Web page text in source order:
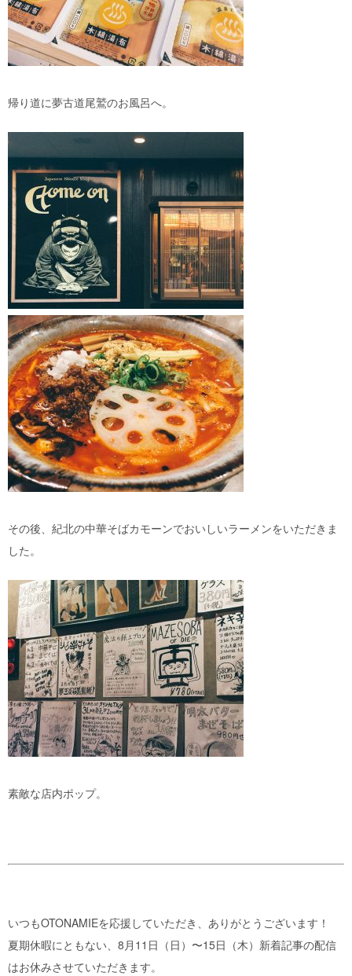
帰り道に夢古道尾鷲のお風呂へ。
その後、紀北の中華そばカモーンでおいしいラーメンをいただきま
した。
素敵な店内ポップ。
いつもOTONAMIEを応援していただき、ありがとうございます！
夏期休暇にともない、8月11日（日）〜15日（木）新着記事の配信
はお休みさせていただきます。